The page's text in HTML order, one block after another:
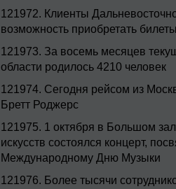
121972. Клиенты
возможность приобретать
121973. За восемь месяцев
области родилось 4210 человек
121974. Сегодня рейсом из
Бретт Роджерс
121975. 1 октября в Большом
искусств состоялся концерт,
Международному Дню Музыки
121976. Более тысячи